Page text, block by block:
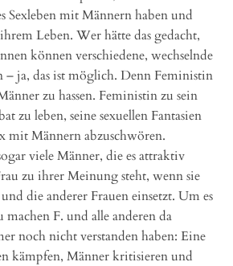
Sexleben mit Männern haben und
Leben. Wer hätte das gedacht,
können verschiedene, wechselnde
– ja, das ist möglich. Denn Feministin
zu hassen. Feministin zu sein
zu leben, seine sexuellen Fantasien
mit Männern abzuschwören.
viele Männer, die es attraktiv
zu ihrer Meinung steht, wenn sie
die anderer Frauen einsetzt. Um es
F. und alle anderen da
noch nicht verstanden haben: Eine
kämpfen, Männer kritisieren und